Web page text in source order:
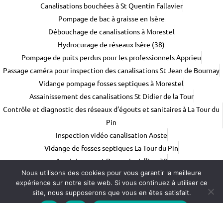
Canalisations bouchées à St Quentin Fallavier
Pompage de bac à graisse en Isère
Débouchage de canalisations à Morestel
Hydrocurage de réseaux Isère (38)
Pompage de puits perdus pour les professionnels Apprieu
Passage caméra pour inspection des canalisations St Jean de Bournay
Vidange pompage fosses septiques à Morestel
Assainissement des canalisations St Didier de la Tour
Contrôle et diagnostic des réseaux d’égouts et sanitaires à La Tour du
Pin
Inspection vidéo canalisation Aoste
Vidange de fosses septiques La Tour du Pin
Assainissement Bourgoin-Jallieu 38
Entreprise d'assainissement en Isère (38)Assainissement Isère (38)
Assainissement Morestel (38)
Assainissement Saint Quentin Fallavier (38)
Nous utilisons des cookies pour vous garantir la meilleure
expérience sur notre site web. Si vous continuez à utiliser ce
site, nous supposerons que vous en êtes satisfait.